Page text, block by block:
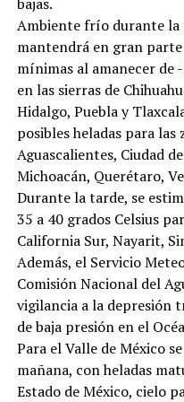
Ambiente frío durante la
mantendrá en gran
mínimas al amanecer de
en las sierras de
Hidalgo, Puebla y
posibles heladas para las
Aguascalientes, Ciudad
Michoacán, Querétaro,
Durante la tarde, se
35 a 40 grados Celsius
California Sur, Nayarit,
Además, el Servicio
Comisión Nacional del
vigilancia a la depresión
de baja presión en el
Para el Valle de México
mañana, con heladas
Estado de México, cielo